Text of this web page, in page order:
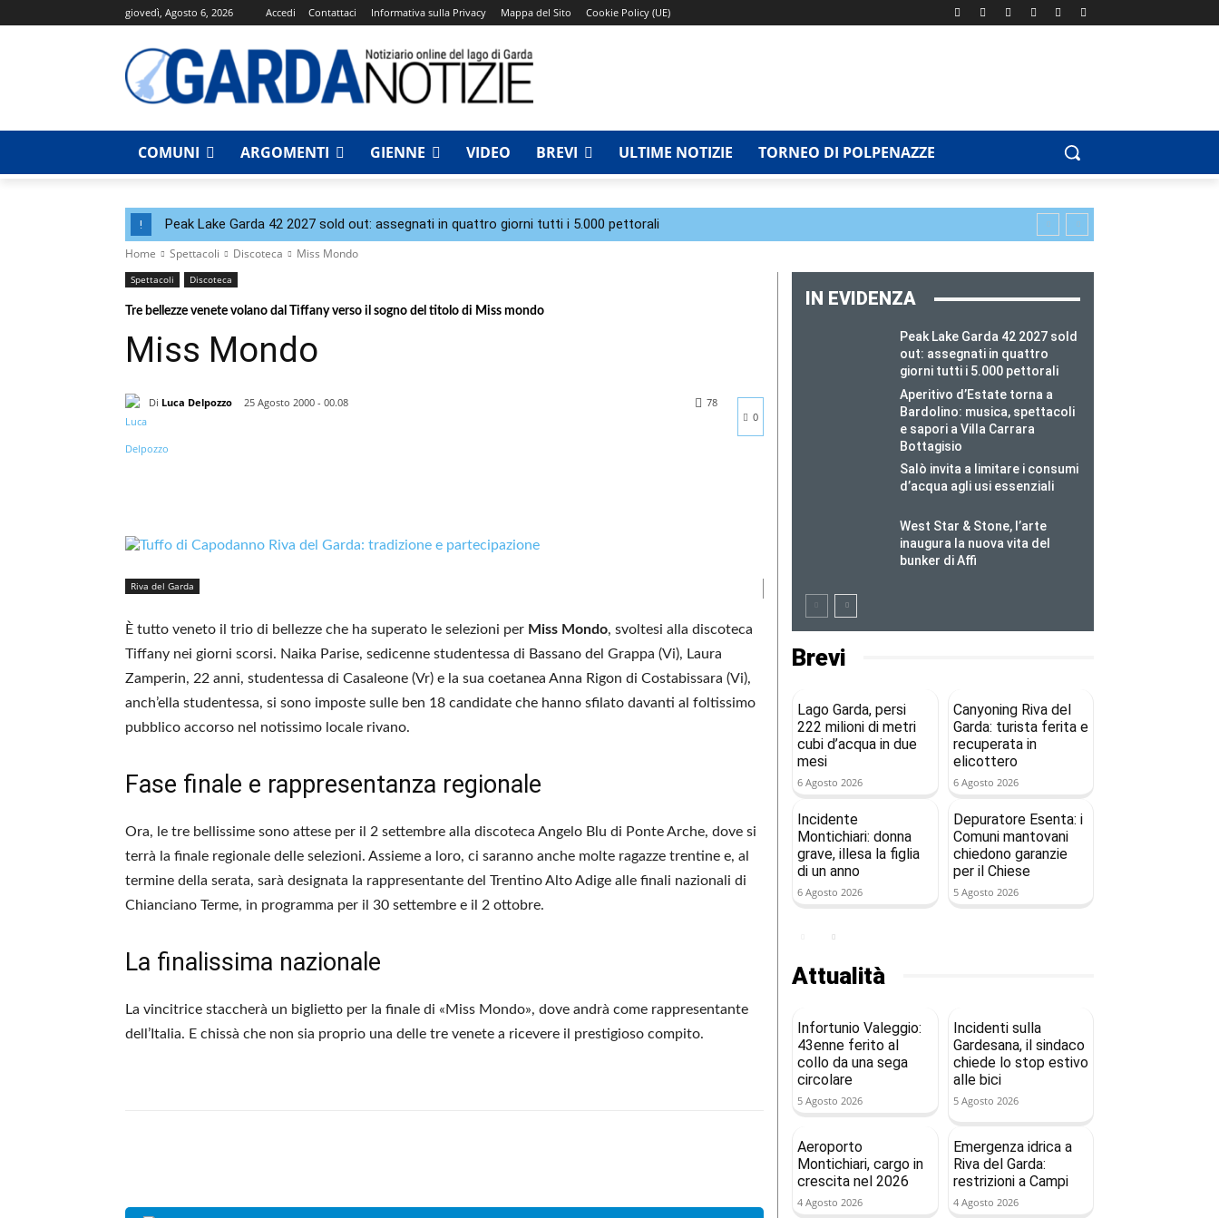
giovedì, Agosto 6, 2026 Accedi Contattaci Informativa sulla Privacy Mappa del Sito Cookie Policy (UE)
COMUNI ARGOMENTI GIENNE VIDEO BREVI ULTIME NOTIZIE TORNEO DI POLPENAZZE
! Peak Lake Garda 42 2027 sold out: assegnati in quattro giorni tutti i 5.000 pettorali
Home Spettacoli Discoteca Miss Mondo
Spettacoli Discoteca
Tre bellezze venete volano dal Tiffany verso il sogno del titolo di Miss mondo
Miss Mondo
Di Luca Delpozzo
25 Agosto 2000 - 00.08
0
78
Riva del Garda
È tutto veneto il trio di bellezze che ha superato le selezioni per Miss Mondo, svoltesi alla discoteca
Tiffany nei giorni scorsi. Naika Parise, sedicenne studentessa di Bassano del Grappa (Vi), Laura
Zamperin, 22 anni, studentessa di Casaleone (Vr) e la sua coetanea Anna Rigon di Costabissara (Vi),
anch’ella studentessa, si sono imposte sulle ben 18 candidate che hanno sfilato davanti al foltissimo
pubblico accorso nel notissimo locale rivano.
Fase finale e rappresentanza regionale
Ora, le tre bellissime sono attese per il 2 settembre alla discoteca Angelo Blu di Ponte Arche, dove si
terrà la finale regionale delle selezioni. Assieme a loro, ci saranno anche molte ragazze trentine e, al
termine della serata, sarà designata la rappresentante del Trentino Alto Adige alle finali nazionali di
Chianciano Terme, in programma per il 30 settembre e il 2 ottobre.
La finalissima nazionale
La vincitrice staccherà un biglietto per la finale di «Miss Mondo», dove andrà come rappresentante
dell’Italia. E chissà che non sia proprio una delle tre venete a ricevere il prestigioso compito.
IN EVIDENZA
Peak Lake Garda 42 2027 sold
out: assegnati in quattro
giorni tutti i 5.000 pettorali
Aperitivo d’Estate torna a
Bardolino: musica, spettacoli
e sapori a Villa Carrara
Bottagisio
Salò invita a limitare i consumi
d’acqua agli usi essenziali
West Star & Stone, l’arte
inaugura la nuova vita del
bunker di Affi
Brevi
Lago Garda, persi
222 milioni di metri
cubi d’acqua in due
mesi
6 Agosto 2026
Canyoning Riva del
Garda: turista ferita e
recuperata in
elicottero
6 Agosto 2026
Incidente
Montichiari: donna
grave, illesa la figlia
di un anno
6 Agosto 2026
Depuratore Esenta: i
Comuni mantovani
chiedono garanzie
per il Chiese
5 Agosto 2026
Attualità
Infortunio Valeggio:
43enne ferito al
collo da una sega
circolare
5 Agosto 2026
Incidenti sulla
Gardesana, il sindaco
chiede lo stop estivo
alle bici
5 Agosto 2026
Aeroporto
Montichiari, cargo in
crescita nel 2026
4 Agosto 2026
Emergenza idrica a
Riva del Garda:
restrizioni a Campi
4 Agosto 2026